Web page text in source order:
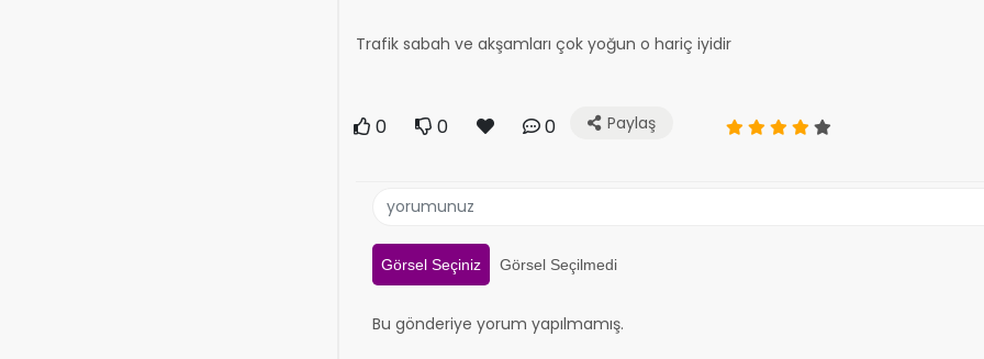
Trafik sabah ve akşamları çok yoğun o hariç iyidir
0 0 0 Paylaş
Görsel Seçiniz Görsel Seçilmedi
Bu gönderiye yorum yapılmamış.